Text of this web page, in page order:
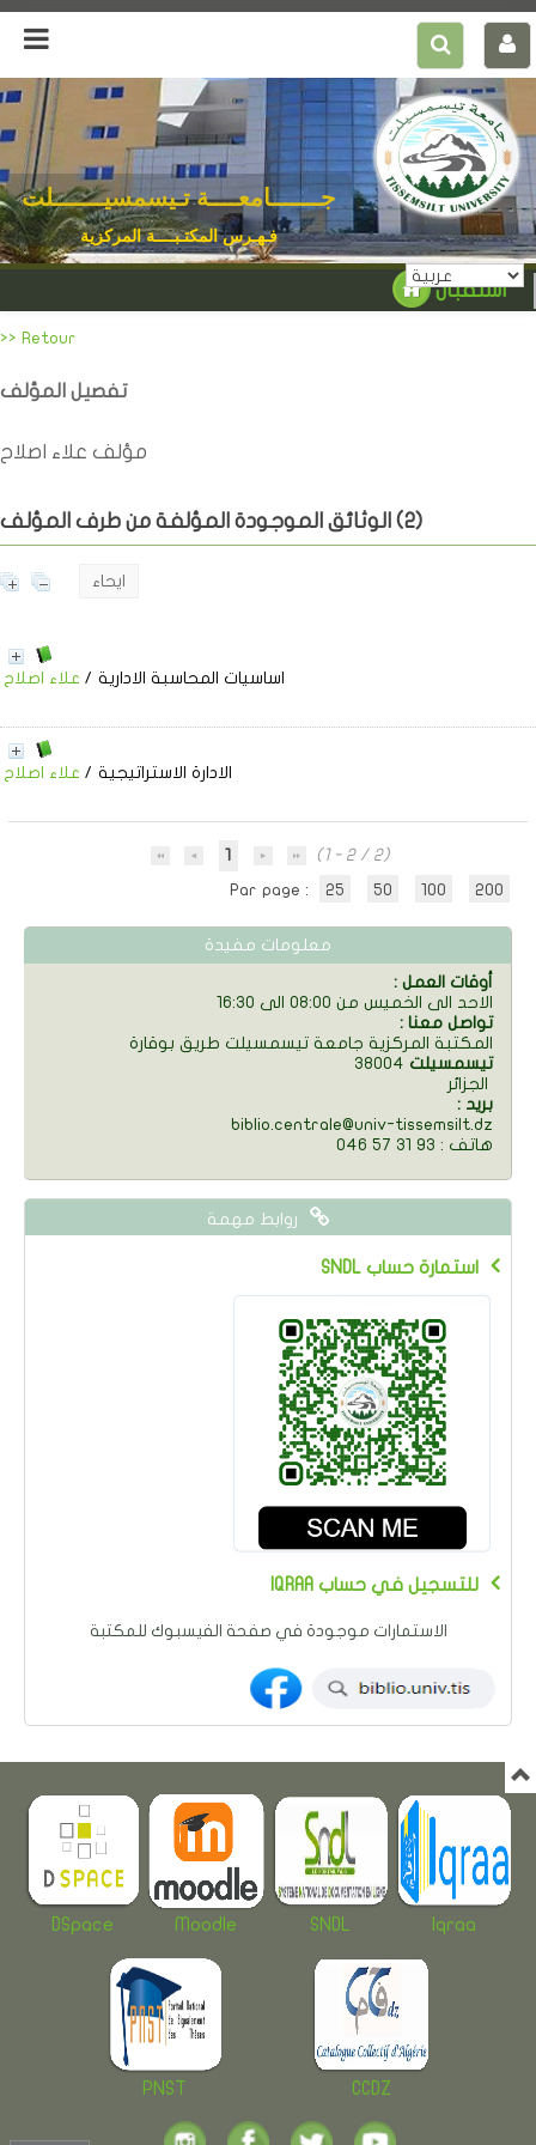
جـــــــامعــــة تـيسمسيـــــــلت
فـهـرس المكتـبــــة المركزية
استقبال
>> Retour
تفصيل المؤلف
مؤلف علاء اصلاح
الوثائق الموجودة المؤلفة من طرف المؤلف (2)
ايحاء
اساسيات المحاسبة الادارية / علاء اصلاح
الادارة الاستراتيجية / علاء اصلاح
1
(1 - 2 / 2)
Par page :
25 50 100 200
معلومات مفيدة
: أوقات العمل
الاحد الى الخميس من 08:00 الى 16:30
: تواصل معنا
المكتبة المركزية جامعة تيسمسيلت طريق بوقارة
38004 تيسمسيلت
: بريد
biblio.centrale@univ-tissemsilt.dz
046 57 31 93 : هاتف
روابط مهمة
SNDL استمارة حساب
IQRAA للتسجيل في حساب
الاستمارات موجودة في صفحة الفيسبوك للمكتبة
DSpace Moodle SNDL Iqraa
PNST CCDZ